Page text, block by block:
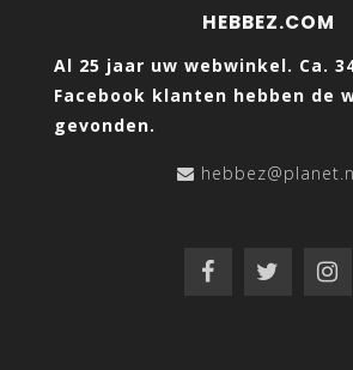
HEBBEZ.COM
Al 25 jaar uw webwinkel. Ca.
Facebook klanten hebben de
gevonden.